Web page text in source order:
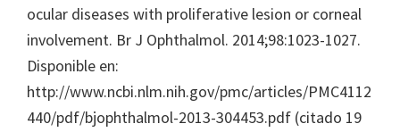
ocular diseases with proliferative lesion or corneal
involvement. Br J Ophthalmol. 2014;98:1023-1027.
Disponible en:
http://www.ncbi.nlm.nih.gov/pmc/articles/PMC4112
440/pdf/bjophthalmol-2013-304453.pdf (citado 19